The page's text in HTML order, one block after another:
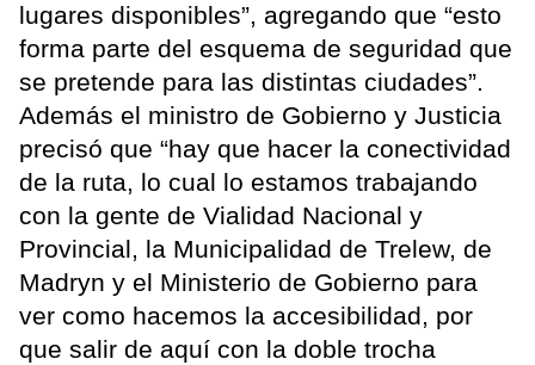
lugares disponibles”, agregando que “esto
forma parte del esquema de seguridad que
se pretende para las distintas ciudades”.
Además el ministro de Gobierno y Justicia
precisó que “hay que hacer la conectividad
de la ruta, lo cual lo estamos trabajando
con la gente de Vialidad Nacional y
Provincial, la Municipalidad de Trelew, de
Madryn y el Ministerio de Gobierno para
ver como hacemos la accesibilidad, por
que salir de aquí con la doble trocha